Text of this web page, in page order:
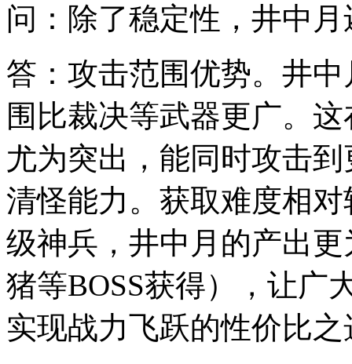
问：除了稳定性，井中
答：攻击范围优势。井
围比裁决等武器更广。
尤为突出，能同时攻击
清怪能力。获取难度相
级神兵，井中月的产出
猪等BOSS获得），让广
实现战力飞跃的性价比之